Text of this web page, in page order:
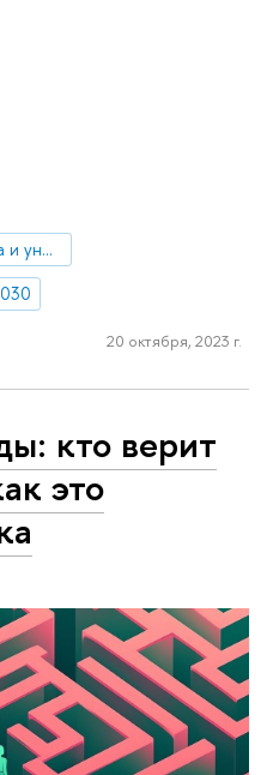
Национальный проект «Наука и университеты»
20 октября, 2023 г.
кто верит
это